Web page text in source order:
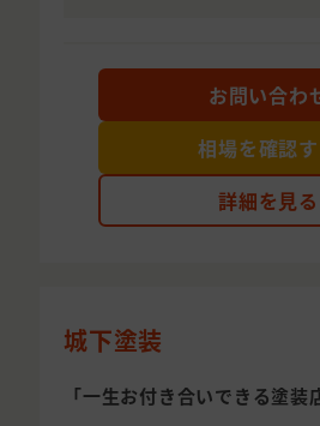
詳細を見る
お問い合わ
相場を確認
城下塗装
「一生お付き合いできる塗装